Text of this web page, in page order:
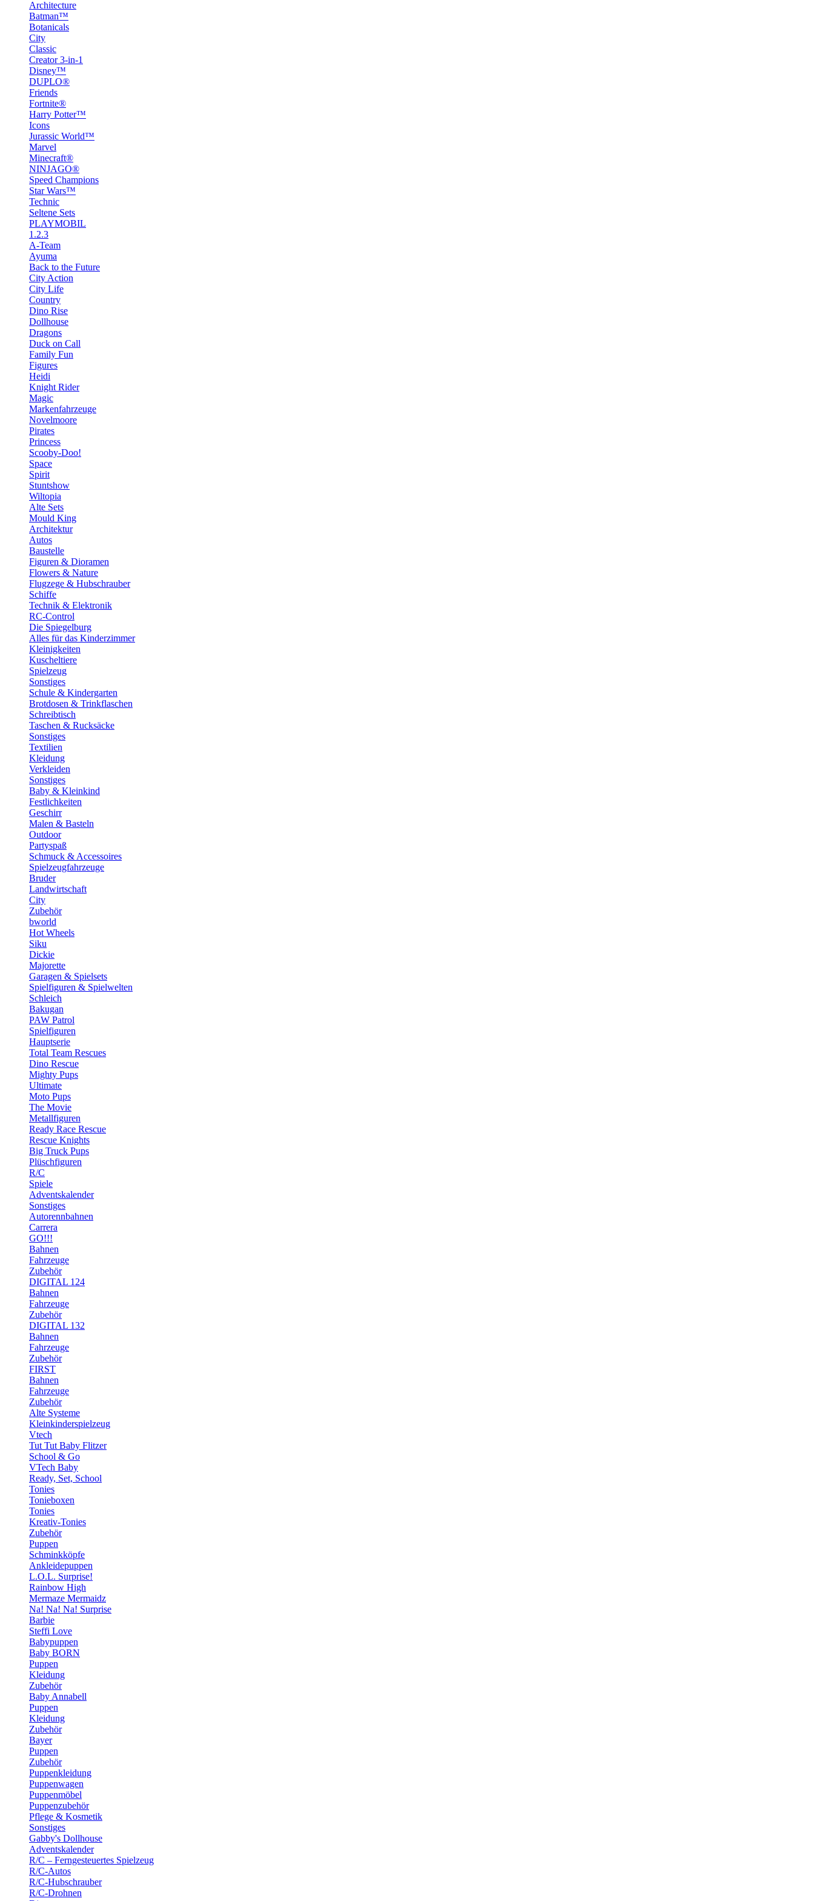
Architecture
Batman™
Botanicals
City
Classic
Creator 3-in-1
Disney™
DUPLO®
Friends
Fortnite®
Harry Potter™
Icons
Jurassic World™
Marvel
Minecraft®
NINJAGO®
Speed Champions
Star Wars™
Technic
Seltene Sets
PLAYMOBIL
1.2.3
A-Team
Ayuma
Back to the Future
City Action
City Life
Country
Dino Rise
Dollhouse
Dragons
Duck on Call
Family Fun
Figures
Heidi
Knight Rider
Magic
Markenfahrzeuge
Novelmoore
Pirates
Princess
Scooby-Doo!
Space
Spirit
Stuntshow
Wiltopia
Alte Sets
Mould King
Architektur
Autos
Baustelle
Figuren & Dioramen
Flowers & Nature
Flugzege & Hubschrauber
Schiffe
Technik & Elektronik
RC-Control
Die Spiegelburg
Alles für das Kinderzimmer
Kleinigkeiten
Kuscheltiere
Spielzeug
Sonstiges
Schule & Kindergarten
Brotdosen & Trinkflaschen
Schreibtisch
Taschen & Rucksäcke
Sonstiges
Textilien
Kleidung
Verkleiden
Sonstiges
Baby & Kleinkind
Festlichkeiten
Geschirr
Malen & Basteln
Outdoor
Partyspaß
Schmuck & Accessoires
Spielzeugfahrzeuge
Bruder
Landwirtschaft
City
Zubehör
bworld
Hot Wheels
Siku
Dickie
Majorette
Garagen & Spielsets
Spielfiguren & Spielwelten
Schleich
Bakugan
PAW Patrol
Spielfiguren
Hauptserie
Total Team Rescues
Dino Rescue
Mighty Pups
Ultimate
Moto Pups
The Movie
Metallfiguren
Ready Race Rescue
Rescue Knights
Big Truck Pups
Plüschfiguren
R/C
Spiele
Adventskalender
Sonstiges
Autorennbahnen
Carrera
GO!!!
Bahnen
Fahrzeuge
Zubehör
DIGITAL 124
Bahnen
Fahrzeuge
Zubehör
DIGITAL 132
Bahnen
Fahrzeuge
Zubehör
FIRST
Bahnen
Fahrzeuge
Zubehör
Alte Systeme
Kleinkinderspielzeug
Vtech
Tut Tut Baby Flitzer
School & Go
VTech Baby
Ready, Set, School
Tonies
Tonieboxen
Tonies
Kreativ-Tonies
Zubehör
Puppen
Schminkköpfe
Ankleidepuppen
L.O.L. Surprise!
Rainbow High
Mermaze Mermaidz
Na! Na! Na! Surprise
Barbie
Steffi Love
Babypuppen
Baby BORN
Puppen
Kleidung
Zubehör
Baby Annabell
Puppen
Kleidung
Zubehör
Bayer
Puppen
Zubehör
Puppenkleidung
Puppenwagen
Puppenmöbel
Puppenzubehör
Pflege & Kosmetik
Sonstiges
Gabby's Dollhouse
Adventskalender
R/C – Ferngesteuertes Spielzeug
R/C-Autos
R/C-Hubschrauber
R/C-Drohnen